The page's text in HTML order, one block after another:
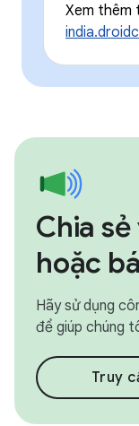
Xem thêm
Chia
hoặc
Hãy sử dụng
để giúp chúng
Truy